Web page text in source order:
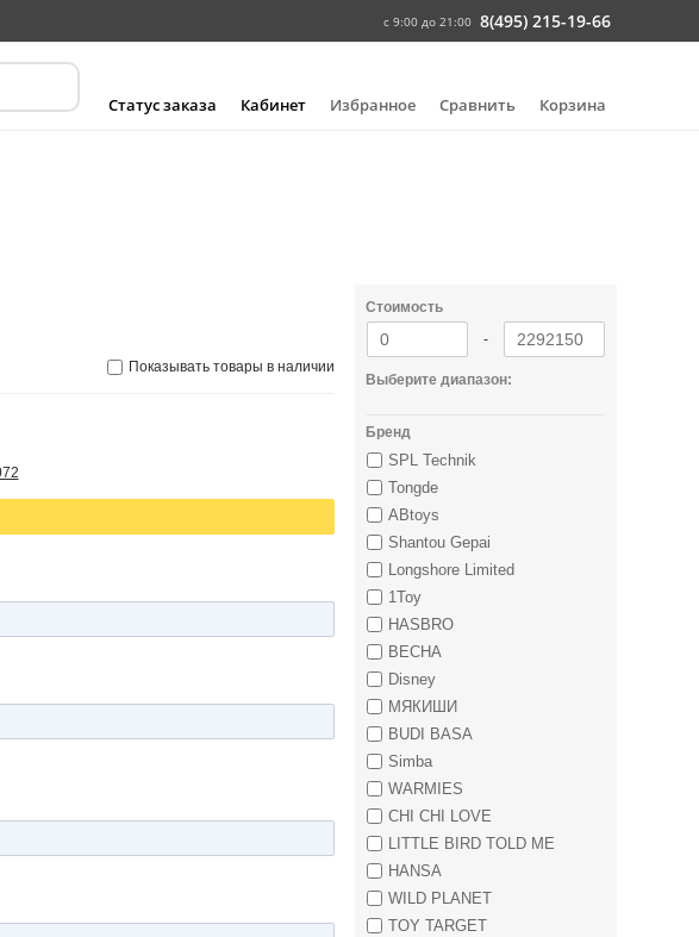
с 9:00 до 21:00 8(495) 215-19-66
Статус заказа Кабинет Избранное Сравнить Корзина
Показывать товары в наличии
Стоимость
-
Выберите диапазон:
Бренд
SPL Technik
Tongde
ABtoys
Shantou Gepai
Longshore Limited
1Toy
HASBRO
ВЕСНА
Disney
МЯКИШИ
BUDI BASA
Simba
WARMIES
CHI CHI LOVE
LITTLE BIRD TOLD ME
HANSA
WILD PLANET
TOY TARGET